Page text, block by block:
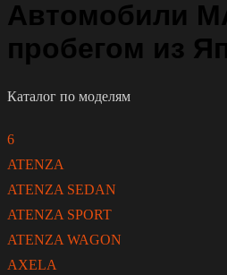
Автомобили
пробегом из
Каталог по моделям
6
ATENZA
ATENZA SEDAN
ATENZA SPORT
ATENZA WAGON
AXELA